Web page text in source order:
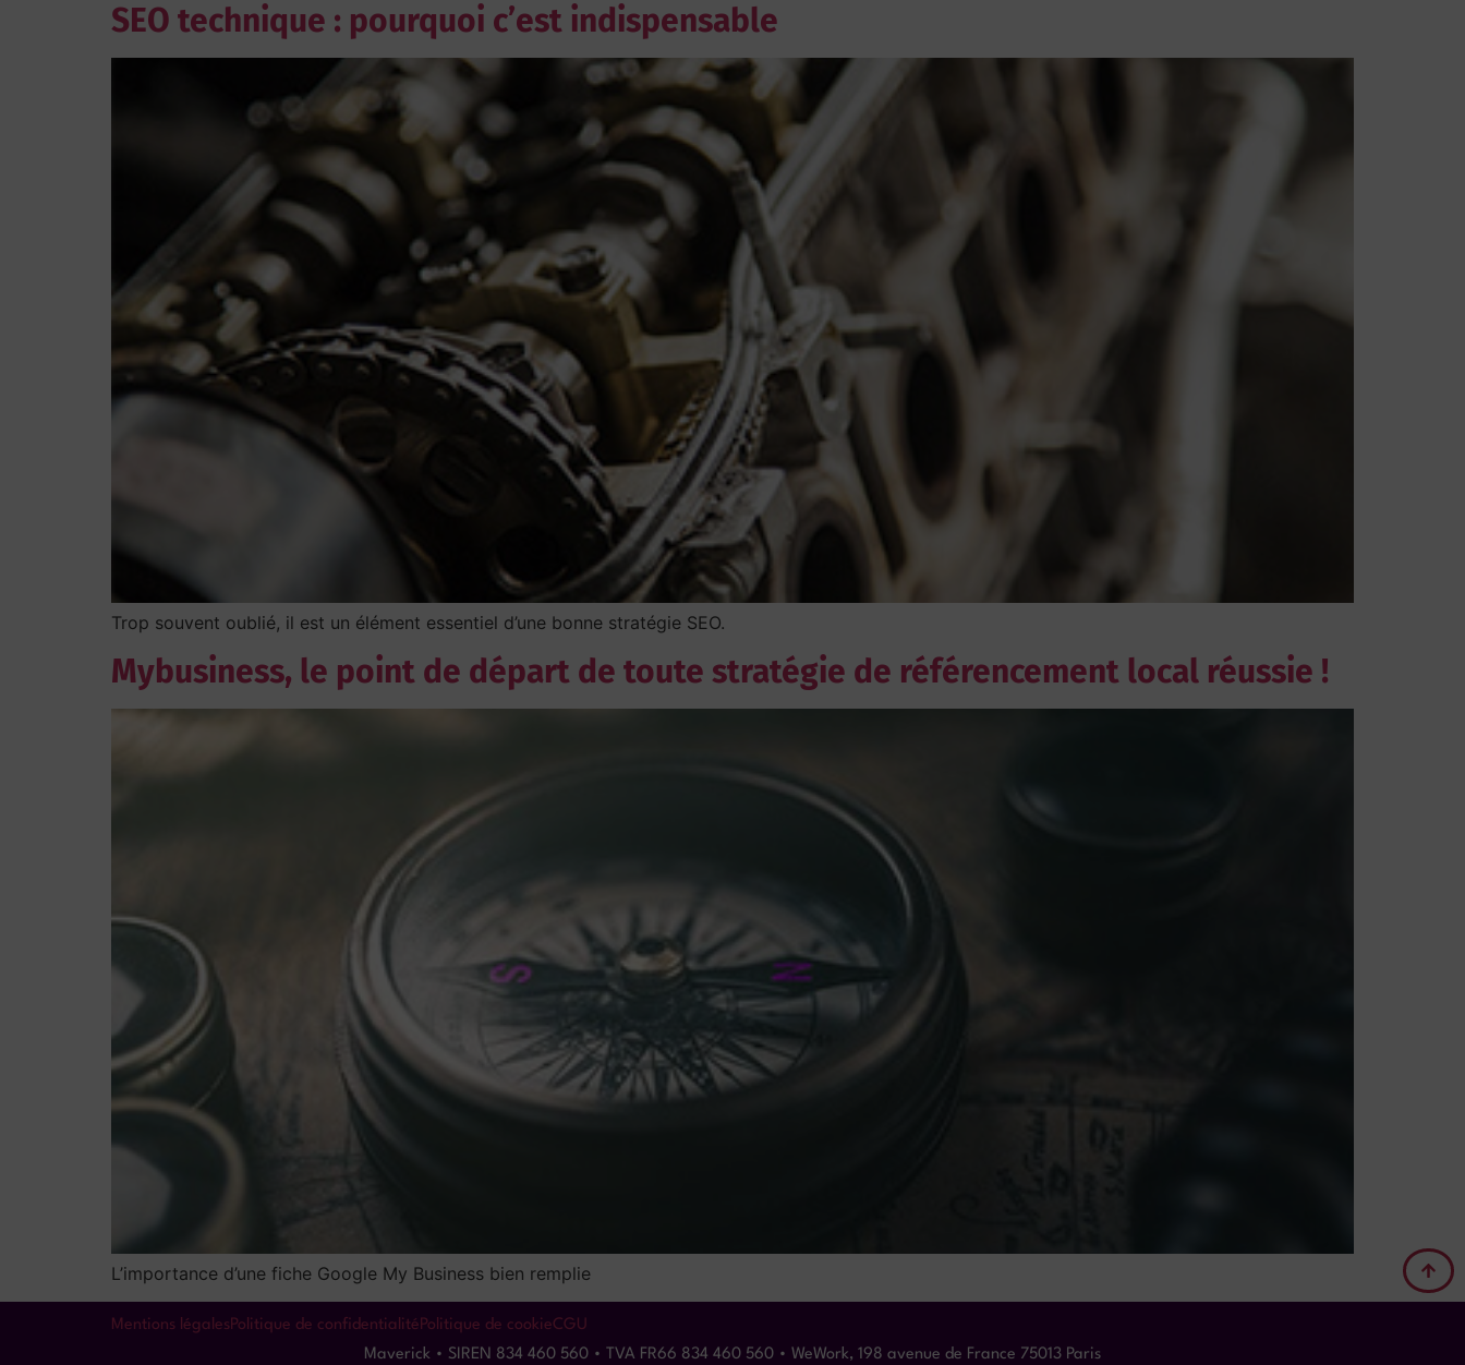
SEO technique : pourquoi c’est indispensable
Trop souvent oublié, il est un élément essentiel d’une bonne stratégie SEO.
Mybusiness, le point de départ de toute stratégie de référencement local réussie !
L’importance d’une fiche Google My Business bien remplie
Mentions légalesPolitique de confidentialité Politique de cookieCGU
Maverick • SIREN 834 460 560 • TVA FR66 834 460 560 • WeWork, 198 avenue de France 75013 Paris